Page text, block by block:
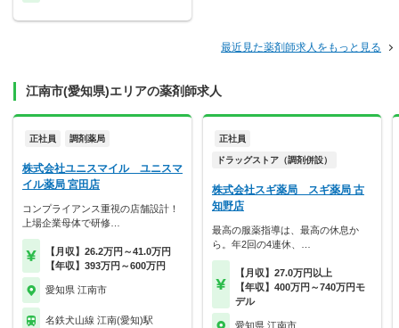
最近見た薬剤師求人をもっと見る
江南市(愛知県)エリアの薬剤師求人
正社員 調剤薬局
株式会社ユニスマイル ユニスマ
イル薬局 宮田店
コンプライアンス重視の店舗設計！
上場企業母体で研修…
【月収】26.2万円～41.0万円
【年収】393万円～600万円
愛知県 江南市
名鉄犬山線 江南(愛知)駅
正社員
ドラッグストア（調剤併設）
株式会社スギ薬局 スギ薬局 古
知野店
最高の服薬指導は、最高の休息か
ら。年2回の4連休、…
【月収】27.0万円以上
【年収】400万円～740万円モ
デル
愛知県 江南市